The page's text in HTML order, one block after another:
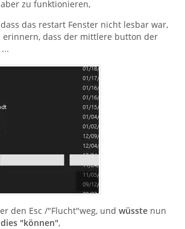
zu funktionieren,
das restart Fenster nicht lesbar war,
erinnern, dass der mittlere button der
den Esc /"Flucht"weg, und wüsste nun
"können",